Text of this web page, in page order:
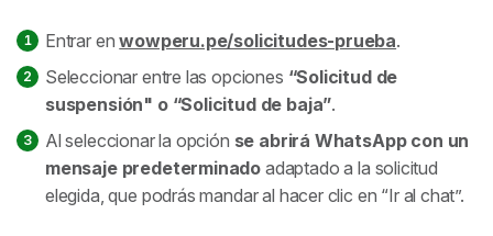
Entrar enwowperu.pe/solicitudes-prueba.
Seleccionar entre las opciones “Solicitud de
suspensión" o “Solicitud de baja”.
Al seleccionar la opción se abrirá WhatsApp con un
mensaje predeterminado adaptado a la solicitud
elegida, que podrás mandar al hacer clic en “Ir al chat”.